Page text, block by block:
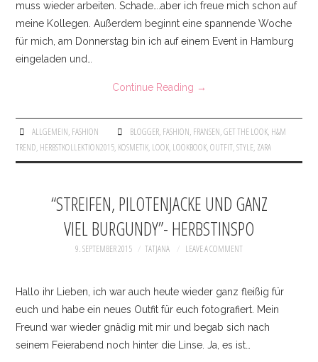
SHIRTS & BLOUSES
SKIRTS
FACEBOOK
IMPRESSUM
muss wieder arbeiten. Schade….aber ich freue mich schon auf
meine Kollegen. Außerdem beginnt eine spannende Woche
für mich, am Donnerstag bin ich auf einem Event in Hamburg
eingeladen und…
Continue Reading →
ALLGEMEIN, FASHION BLOGGER, FASHION, FRANSEN,GET THE LOOK, H&M
TREND, HERBSTKOLLEKTION2015, KOSMETIK, LOOK, LOOKBOOK,OUTFIT,STYLE, ZARA
“STREIFEN, PILOTENJACKE UND GANZ
VIEL BURGUNDY”- HERBSTINSPO
9. SEPTEMBER 2015 TATJANA LEAVE A COMMENT
Hallo ihr Lieben, ich war auch heute wieder ganz fleißig für
euch und habe ein neues Outfit für euch fotografiert. Mein
Freund war wieder gnädig mit mir und begab sich nach
seinem Feierabend noch hinter die Linse. Ja, es ist…